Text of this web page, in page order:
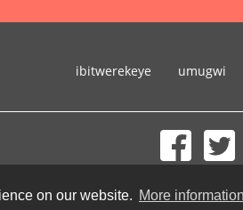
on our website. More information
ibitwerekeye umugwi